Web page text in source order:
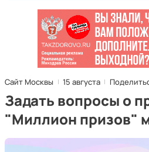
Сайт Москвы 15 августа
Задать вопросы о
"Миллион призов"